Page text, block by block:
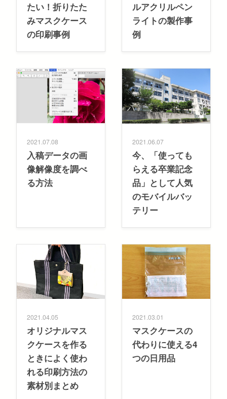
たい！折りたた
みマスクケース
の印刷事例
ルアクリルペン
ライトの製作事
例
2021.07.08
入稿データの画
像解像度を調べ
る方法
2021.06.07
今、「使っても
らえる卒業記念
品」として人気
のモバイルバッ
テリー
2021.04.05
オリジナルマス
クケースを作る
ときによく使わ
れる印刷方法の
素材別まとめ
2021.03.01
マスクケースの
代わりに使える4
つの日用品